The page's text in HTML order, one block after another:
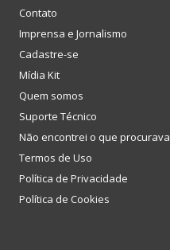
Contato
Imprensa e Jornalismo
Cadastre-se
Mídia Kit
Quem somos
Suporte Técnico
Não encontrei o que procurava
Termos de Uso
Política de Privacidade
Política de Cookies